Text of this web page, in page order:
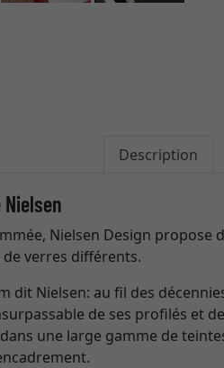
Description
Nielsen Design propose
verres différents.
dit Nielsen: au fil des
de ses profilés et
une large gamme de